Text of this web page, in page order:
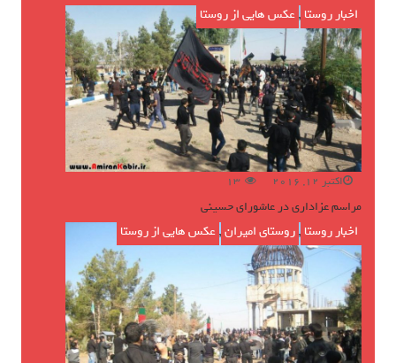
اخبار روستا ,عکس هایی از روستا
اکتبر 12, 2016 13
مراسم عزاداری در عاشورای حسینی
اخبار روستا ,روستای امیران,عکس هایی از روستا